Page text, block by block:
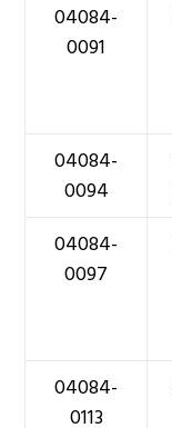
04084-
0091
04084-
0094
04084-
0097
04084-
0113